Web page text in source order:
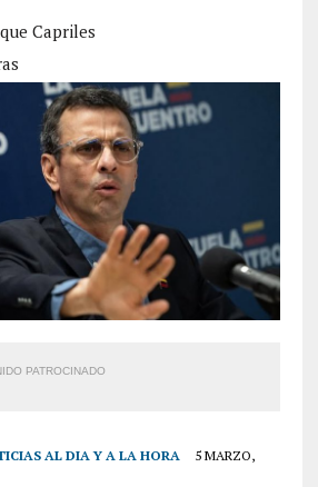
Capriles
PATROCINADO
AL DIA Y A LA HORA
5 MARZO,